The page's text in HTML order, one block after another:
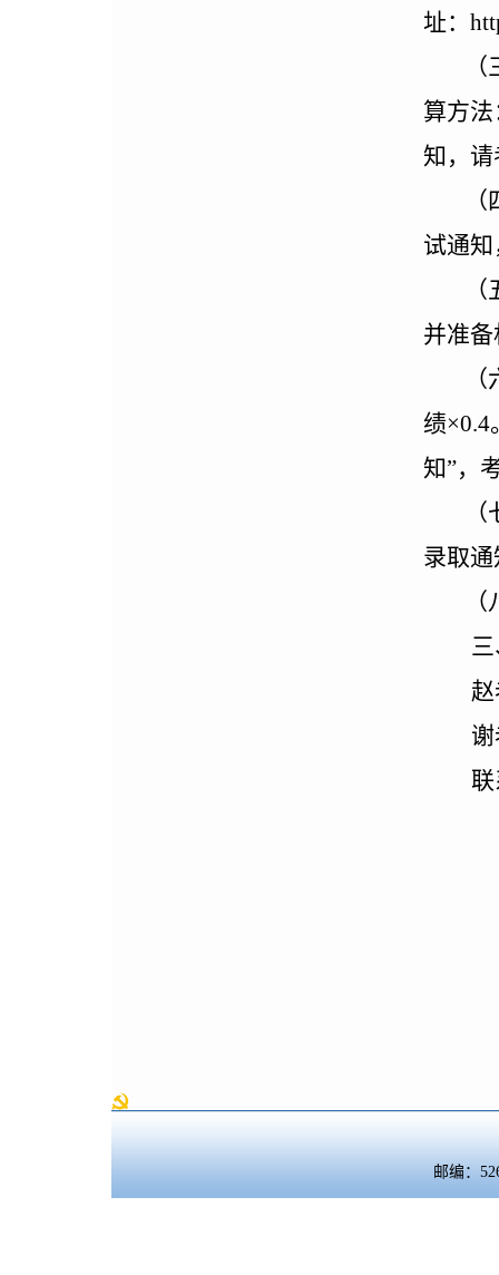
址：
算方
知，请
试通
并准
绩×0.4
知”，
录取通
赵
邮编：